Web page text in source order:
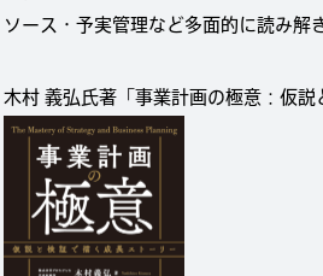
ソース・予実管理など多面的に読み解
木村 義弘氏著「事業計画の極意：仮